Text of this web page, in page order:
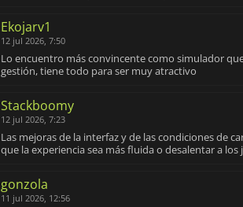
Ekojarv1
12 jul 2026, 7:50
Lo encuentro más convincente como simulador
gestión, tiene todo para ser muy atractivo
Stackboomy
12 jul 2026, 7:23
Las mejoras de la interfaz y de las condiciones de
que la experiencia sea más fluida o desalentar a
gonzola
11 jul 2026, 12:56